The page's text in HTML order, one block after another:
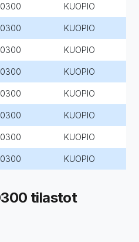
KUOPIO
KUOPIO
KUOPIO
KUOPIO
KUOPIO
KUOPIO
KUOPIO
KUOPIO
tilastot